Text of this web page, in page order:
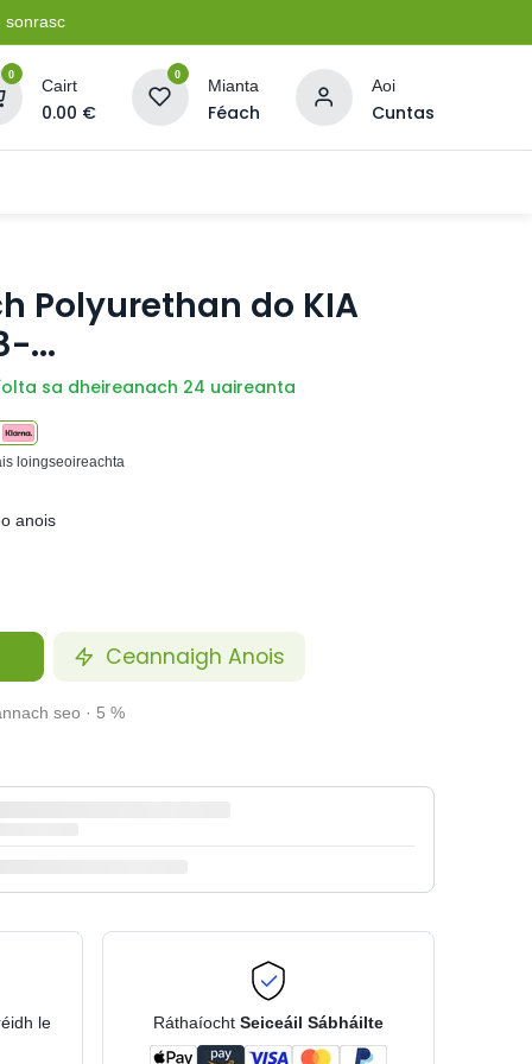
0
Cairt
0.00 €
0
Mianta
Féach
Aoi
Cuntas
Polyurethan do KIA
...
sa dheireanach 24 uaireanta
loingseoireachta
anois
Ceannaigh Anois
seo · 5 %
le Ráthaíocht Seiceáil Sábháilte